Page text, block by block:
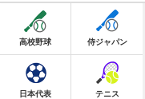
高校野球 侍ジャパン
日本代表 テニス